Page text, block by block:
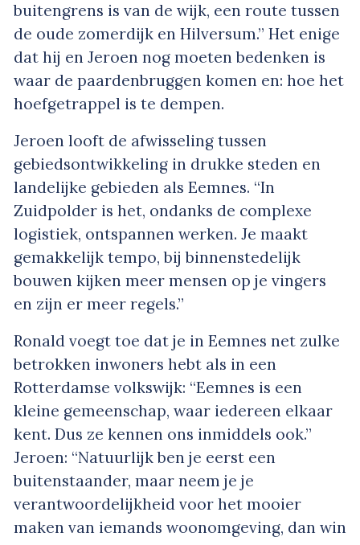
buitengrens is van de wijk, een route tussen
de oude zomerdijk en Hilversum.” Het enige
dat hij en Jeroen nog moeten bedenken is
waar de paardenbruggen komen en: hoe het
hoefgetrappel is te dempen.
Jeroen looft de afwisseling tussen
gebiedsontwikkeling in drukke steden en
landelijke gebieden als Eemnes. “In
Zuidpolder is het, ondanks de complexe
logistiek, ontspannen werken. Je maakt
gemakkelijk tempo, bij binnenstedelijk
bouwen kijken meer mensen op je vingers
en zijn er meer regels.”
Ronald voegt toe dat je in Eemnes net zulke
betrokken inwoners hebt als in een
Rotterdamse volkswijk: “Eemnes is een
kleine gemeenschap, waar iedereen elkaar
kent. Dus ze kennen ons inmiddels ook.”
Jeroen: “Natuurlijk ben je eerst een
buitenstaander, maar neem je je
verantwoordelijkheid voor het mooier
maken van iemands woonomgeving, dan win